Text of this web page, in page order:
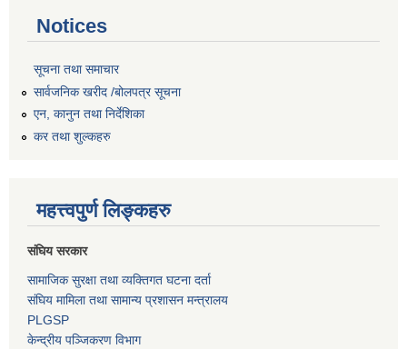
Notices
सूचना तथा समाचार
सार्वजनिक खरीद /बोलपत्र सूचना
एन, कानुन तथा निर्देशिका
कर तथा शुल्कहरु
महत्त्वपुर्ण लिङ्कहरु
संघिय सरकार
सामाजिक सुरक्षा तथा व्यक्तिगत घटना दर्ता
संघिय मामिला तथा सामान्य प्रशासन मन्त्रालय
PLGSP
केन्द्रीय पञ्जिकरण विभाग